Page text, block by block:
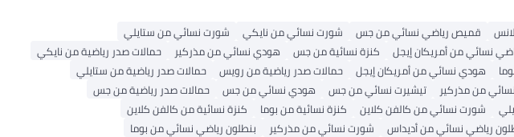
قميص رياضي نسائي من جس شورت نسائي من نايكي
شورت نسائي من ستايلي
نسائي من أمريكان إيجل كنزة نسائية من جس هودي نسائي من مذركير
حمالات صدر رياضية من نايكي
هودي نسائي من أمريكان إيجل حمالات صدر رياضية من رويس
حمالات صدر رياضية من ستايلي
من مذركير تيشيرت نسائي من جس هودي نسائي من جس
حمالات صدر رياضية من جس
شورت نسائي من كالفن كلاين كنزة نسائية من بوما
كنزة نسائية من كالفن كلاين
رياضي نسائي من أديداس شورت نسائي من مذركير
بنطلون رياضي نسائي من بوما